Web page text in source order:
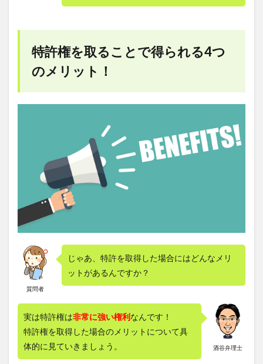
特許権を取ることで得られる4つ
のメリット！
質問者
じゃあ、特許を取得した場合にはどんなメリ
ットがあるんですか？
酒谷弁理士
実は特許権は非常に強い権利なんです！
特許権を取得した場合のメリットについて具
体的に見ていきましょう。